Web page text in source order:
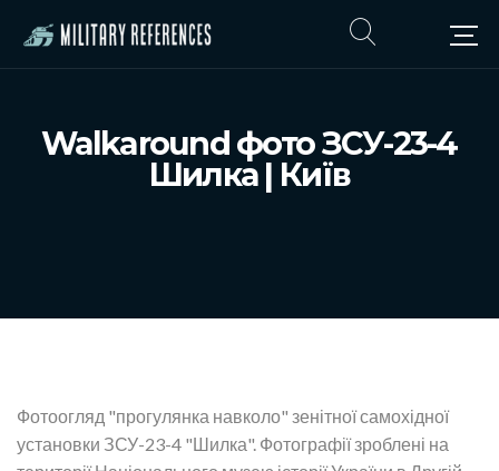
Walkaround фото ЗСУ-23-4
Шилка | Київ
Фотоогляд "прогулянка навколо" зенітної самохідної
установки ЗСУ-23-4 "Шилка". Фотографії зроблені на